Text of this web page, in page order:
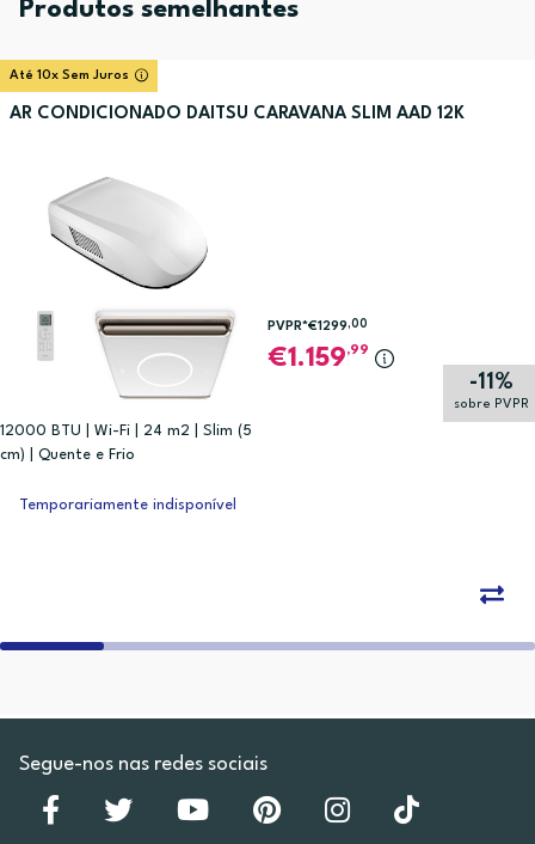
Produtos semelhantes
Até 10x Sem Juros
AR CONDICIONADO DAITSU CARAVANA SLIM AAD 12K
12000 BTU | Wi-Fi | 24 m2 | Slim (5
cm) | Quente e Frio
-11%
sobre PVPR
PVPR*€1299,00
1.159,99
Temporariamente indisponível
Segue-nos nas redes sociais